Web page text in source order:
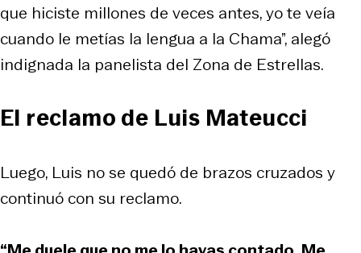
que hiciste millones de veces antes, yo te veía
cuando le metías la lengua a la Chama”, alegó
indignada la panelista del Zona de Estrellas.
El reclamo de Luis Mateucci
Luego, Luis no se quedó de brazos cruzados y
continuó con su reclamo.